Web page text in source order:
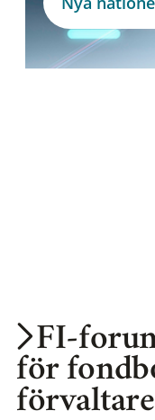
FI-
för
förvaltare